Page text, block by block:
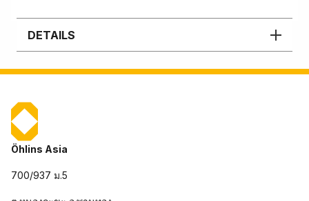
DETAILS
Öhlins Asia
700/937 ม.5